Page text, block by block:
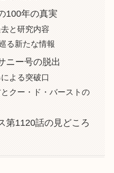
100年の真実
と研究内容
る新たな情報
ニー号の脱出
よる突破口
クー・ド・バーストの
第1120話の見どころ